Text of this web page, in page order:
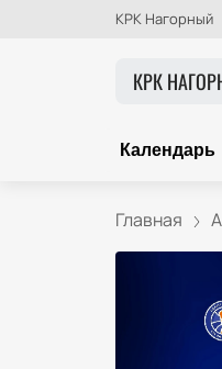
КРК Нагорный
КРК
Календарь
Главная